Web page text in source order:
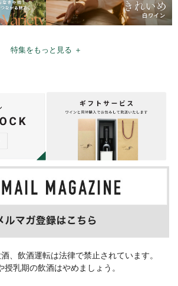
特集をもっと見る ＋
、飲酒運転は法律で禁止されています。
授乳期の飲酒はやめましょう。